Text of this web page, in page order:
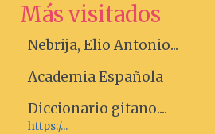
Más visitados
Nebrija, Elio Antonio...
Academia Española
Diccionario gitano....
https:/...